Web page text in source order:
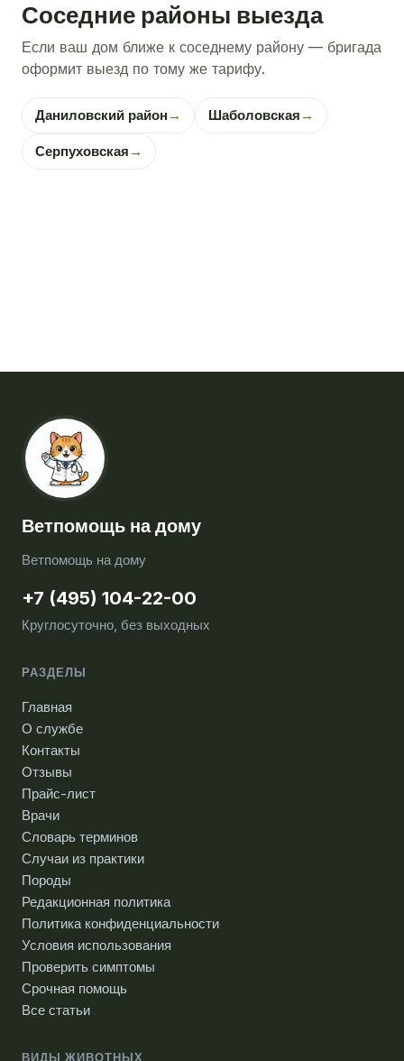
Соседние районы выезда
Если ваш дом ближе к соседнему району — бригада
оформит выезд по тому же тарифу.
Даниловский район → Шаболовская →
Серпуховская →
Ветпомощь на дому
Ветпомощь на дому
+7 (495) 104-22-00
Круглосуточно, без выходных
РАЗДЕЛЫ
Главная
О службе
Контакты
Отзывы
Прайс-лист
Врачи
Словарь терминов
Случаи из практики
Породы
Редакционная политика
Политика конфиденциальности
Условия использования
Проверить симптомы
Срочная помощь
Все статьи
ВИДЫ ЖИВОТНЫХ